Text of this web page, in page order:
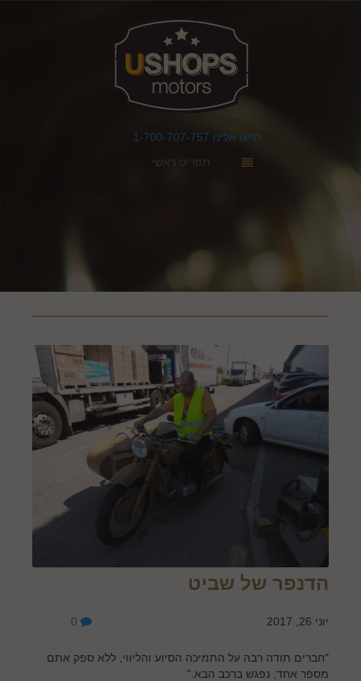
חייגו אלינו 1-700-707-757
תפריט ראשי
הדנפר של שביט
יוני 26, 2017
"חברים תודה רבה על התמיכה הסיוע והליווי, ללא ספק אתם
מספר אחד, נפגש ברכב הבא."